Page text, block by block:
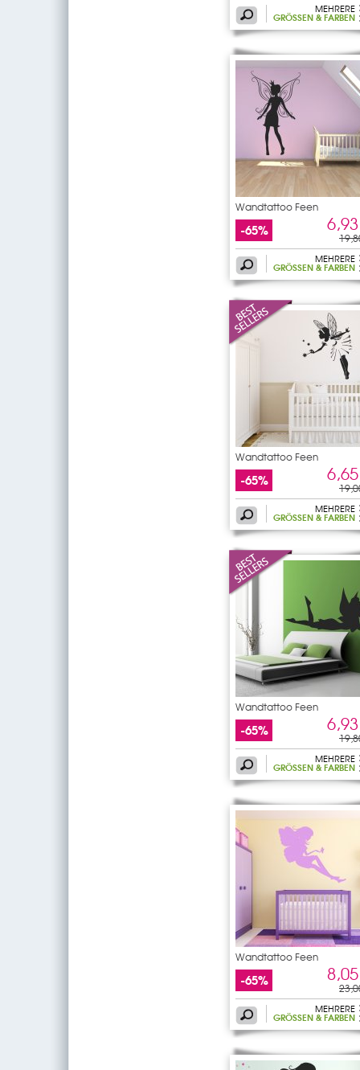
MEHRERE
GRÖSSEN & FARBEN
Wandtattoo Feen
-65%
MEHRERE
GRÖSSEN & FARBEN
Wandtattoo Feen
-65%
MEHRERE
GRÖSSEN & FARBEN
Wandtattoo Feen
-65%
MEHRERE
GRÖSSEN & FARBEN
Wandtattoo Feen
-65%
MEHRERE
GRÖSSEN & FARBEN